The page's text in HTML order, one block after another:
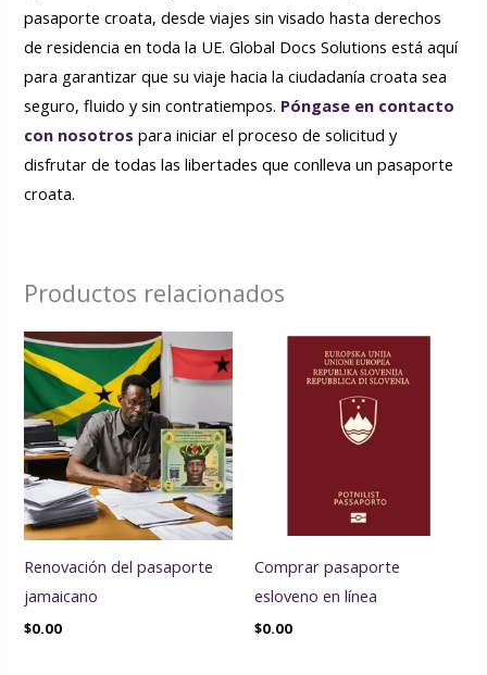
pasaporte croata, desde viajes sin visado hasta derechos
de residencia en toda la UE. Global Docs Solutions está aquí
para garantizar que su viaje hacia la ciudadanía croata sea
seguro, fluido y sin contratiempos. Póngase en contacto
con nosotros para iniciar el proceso de solicitud y
disfrutar de todas las libertades que conlleva un pasaporte
croata.
Productos relacionados
Renovación del pasaporte
jamaicano
$0.00
Comprar pasaporte
esloveno en línea
$0.00